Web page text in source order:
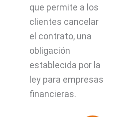
que permite a los
clientes cancelar
el contrato, una
obligación
establecida por la
ley para empresas
financieras.